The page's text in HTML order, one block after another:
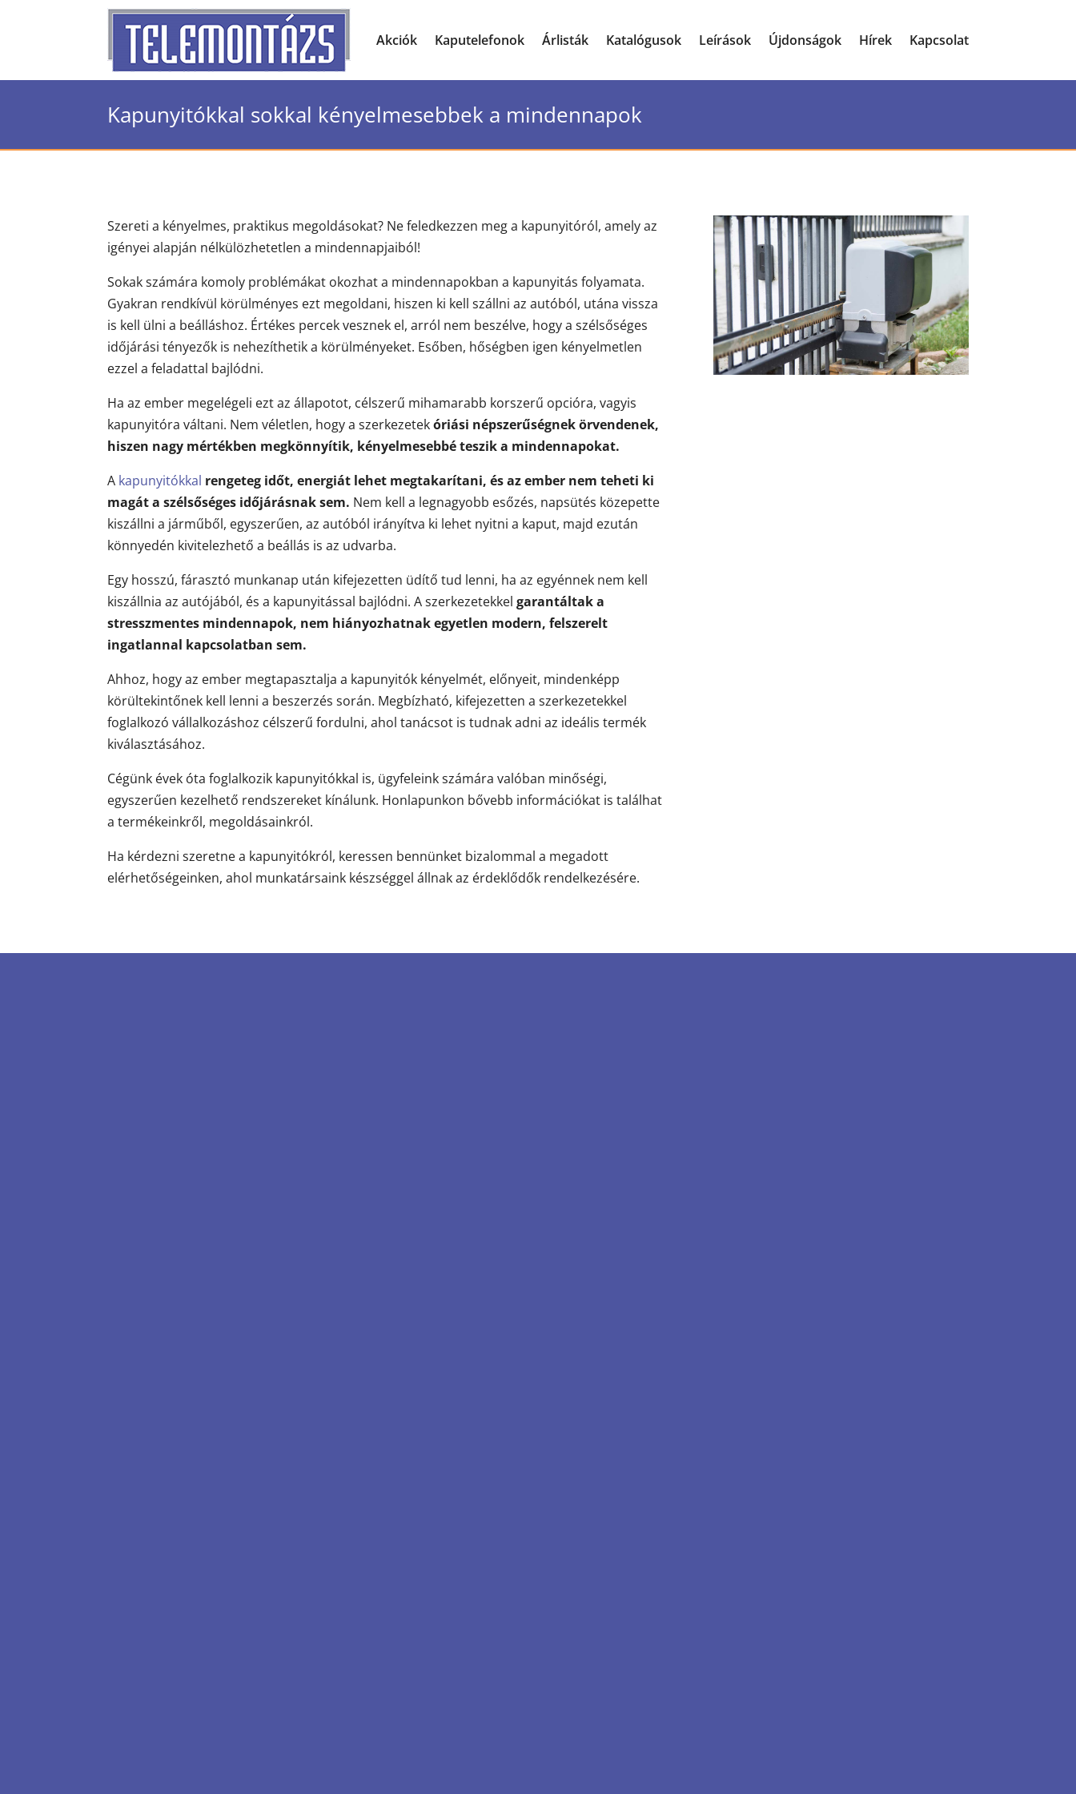
Akciók Kaputelefonok Árlisták Katalógusok Leírások Újdonságok Hírek Kapcsolat
Kapunyitókkal sokkal kényelmesebbek a mindennapok
Szereti a kényelmes, praktikus megoldásokat? Ne feledkezzen meg a kapunyitóról, amely az
igényei alapján nélkülözhetetlen a mindennapjaiból!
Sokak számára komoly problémákat okozhat a mindennapokban a kapunyitás folyamata.
Gyakran rendkívül körülményes ezt megoldani, hiszen ki kell szállni az autóból, utána vissza
is kell ülni a beálláshoz. Értékes percek vesznek el, arról nem beszélve, hogy a szélsőséges
időjárási tényezők is nehezíthetik a körülményeket. Esőben, hőségben igen kényelmetlen
ezzel a feladattal bajlódni.
Ha az ember megelégeli ezt az állapotot, célszerű mihamarabb korszerű opcióra, vagyis
kapunyitóra váltani. Nem véletlen, hogy a szerkezetekóriási népszerűségnek örvendenek,
hiszen nagy mértékben megkönnyítik, kényelmesebbé teszik a mindennapokat.
A kapunyitókkal rengeteg időt, energiát lehet megtakarítani, és az ember nem teheti ki
magát a szélsőséges időjárásnak sem. Nem kell a legnagyobb esőzés, napsütés közepette
kiszállni a járműből, egyszerűen, az autóból irányítva ki lehet nyitni a kaput, majd ezután
könnyedén kivitelezhető a beállás is az udvarba.
Egy hosszú, fárasztó munkanap után kifejezetten üdítő tud lenni, ha az egyénnek nem kell
kiszállnia az autójából, és a kapunyitással bajlódni. A szerkezetekkelgarantáltak a
stresszmentes mindennapok, nem hiányozhatnak egyetlen modern, felszerelt
ingatlannal kapcsolatban sem.
Ahhoz, hogy az ember megtapasztalja a kapunyitók kényelmét, előnyeit, mindenképp
körültekintőnek kell lenni a beszerzés során. Megbízható, kifejezetten a szerkezetekkel
foglalkozó vállalkozáshoz célszerű fordulni, ahol tanácsot is tudnak adni az ideális termék
kiválasztásához.
Cégünk évek óta foglalkozik kapunyitókkal is, ügyfeleink számára valóban minőségi,
egyszerűen kezelhető rendszereket kínálunk. Honlapunkon bővebb információkat is találhat
a termékeinkről, megoldásainkról.
Ha kérdezni szeretne a kapunyitókról, keressen bennünket bizalommal a megadott
elérhetőségeinken, ahol munkatársaink készséggel állnak az érdeklődők rendelkezésére.